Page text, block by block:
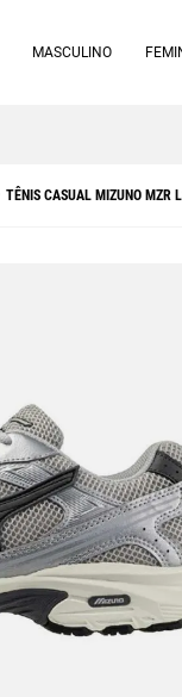
MASCULINO
TÊNIS CASUAL MIZUNO MZR